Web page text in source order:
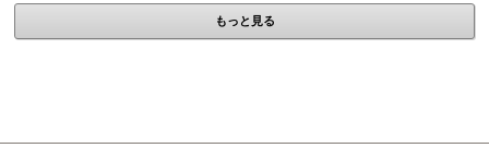
もっと見る